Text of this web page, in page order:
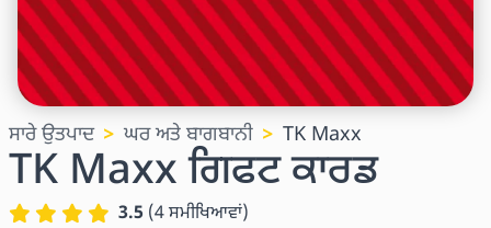
ਸਾਰੇ ਉਤਪਾਦ ਘਰ ਅਤੇ ਬਾਗਬਾਨੀ TK Maxx
TK Maxx ਗਿਫਟ ਕਾਰਡ
3.5 (4ਸਮੀਖਿਆਵਾਂ)